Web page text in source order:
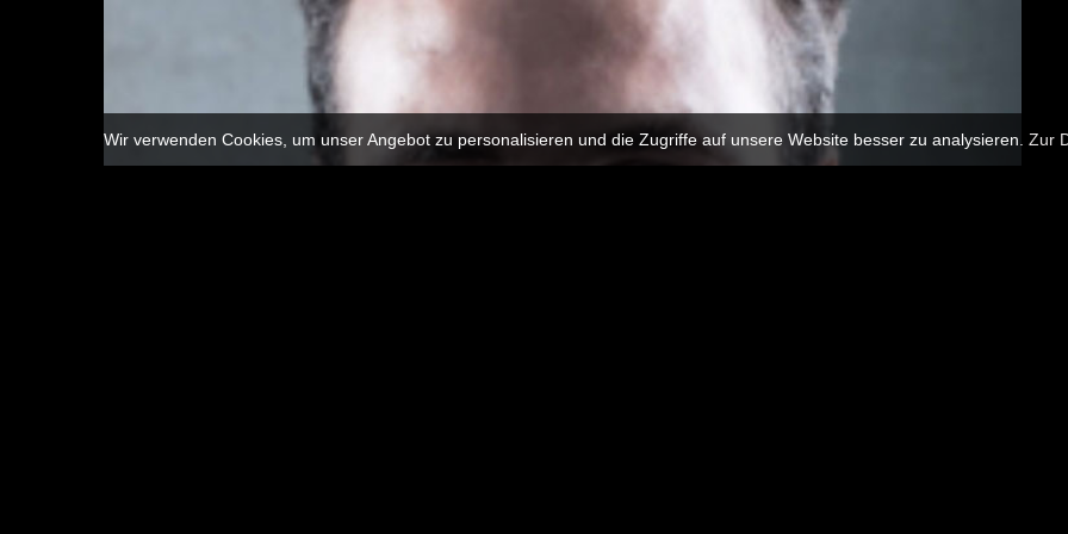
Wir verwenden Cookies, um unser Angebot zu personalisieren und die Zugriffe auf unsere Website besser zu analysieren. Zur